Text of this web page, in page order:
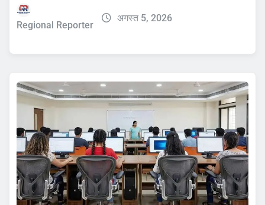
Regional Reporter
अगस्त 5, 2026